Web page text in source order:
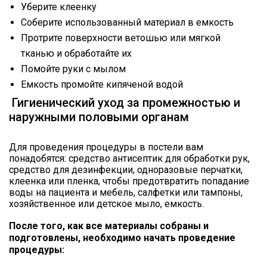
Уберите клеенку
Соберите использованный материал в емкость
Протрите поверхности ветошью или мягкой
тканью и обработайте их
Помойте руки с мылом
Емкость промойте кипяченой водой
Гигиенический уход за промежностью и
наружными половыми органам
Для проведения процедуры в постели вам
понадобятся: средство антисептик для обработки рук,
средство для дезинфекции, одноразовые перчатки,
клеенка или пленка, чтобы предотвратить попадание
воды на пациента и мебель, салфетки или тампоны,
хозяйственное или детское мыло, емкость.
После того, как все материалы собраны и
подготовлены, необходимо начать проведение
процедуры: